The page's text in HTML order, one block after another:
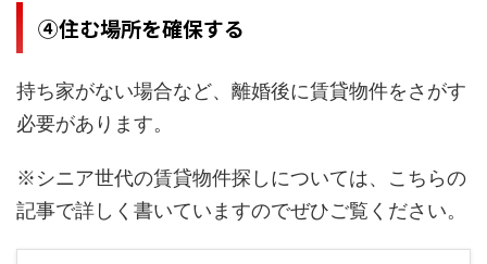
④住む場所を確保する
持ち家がない場合など、離婚後に賃貸物件をさがす
必要があります。
※シニア世代の賃貸物件探しについては、こちらの
記事で詳しく書いていますのでぜひご覧ください。